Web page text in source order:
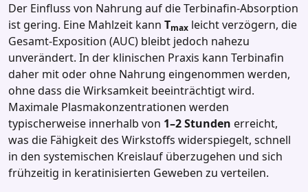
Der Einfluss von Nahrung auf die Terbinafin‑Absorption
ist gering. Eine Mahlzeit kann Tmax leicht verzögern, die
Gesamt‑Exposition (AUC) bleibt jedoch nahezu
unverändert. In der klinischen Praxis kann Terbinafin
daher mit oder ohne Nahrung eingenommen werden,
ohne dass die Wirksamkeit beeinträchtigt wird.
Maximale Plasmakonzentrationen werden
typischerweise innerhalb von 1–2 Stunden erreicht,
was die Fähigkeit des Wirkstoffs widerspiegelt, schnell
in den systemischen Kreislauf überzugehen und sich
frühzeitig in keratinisierten Geweben zu verteilen.